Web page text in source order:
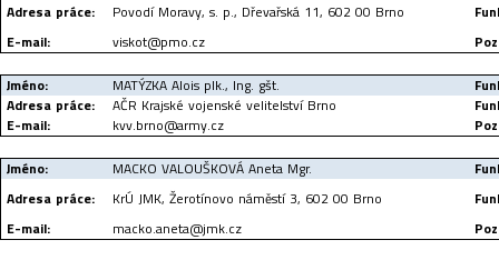
Adresa práce:
Povodí Moravy, s. p., Dřevařská 11, 602 00 Brno
E-mail:
viskot@pmo.cz
Jméno: MATÝZKA Alois plk., Ing. gšt.
Adresa práce:
AČR Krajské vojenské velitelství Brno
E-mail:
kvv.brno@army.cz
Jméno: MACKO VALOUŠKOVÁ Aneta Mgr.
Adresa práce:
KrÚ JMK, Žerotínovo náměstí 3, 602 00 Brno
E-mail:
macko.aneta@jmk.cz